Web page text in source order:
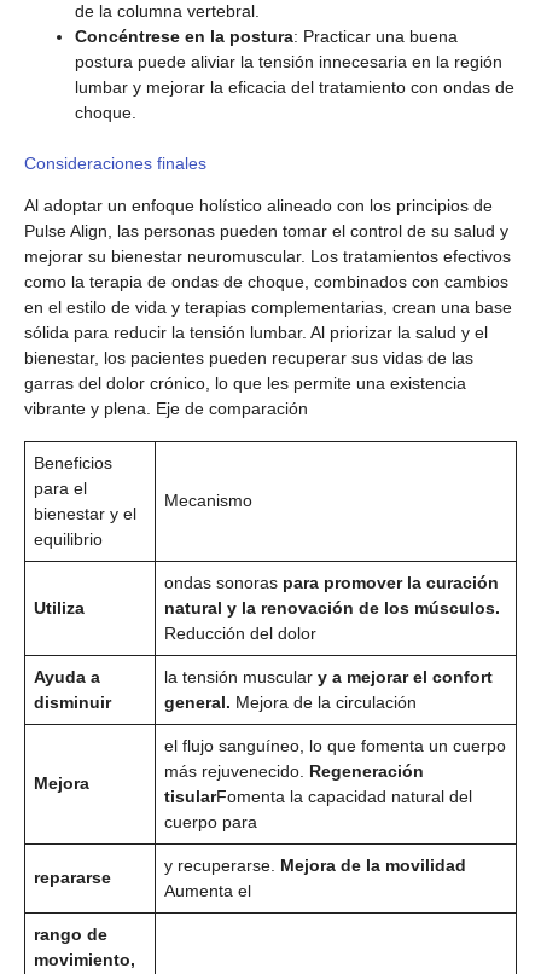
de la columna vertebral.
Concéntrese en la postura: Practicar una buena
postura puede aliviar la tensión innecesaria en la región
lumbar y mejorar la eficacia del tratamiento con ondas de
choque.
Consideraciones finales
Al adoptar un enfoque holístico alineado con los principios de
Pulse Align, las personas pueden tomar el control de su salud y
mejorar su bienestar neuromuscular. Los tratamientos efectivos
como la terapia de ondas de choque, combinados con cambios
en el estilo de vida y terapias complementarias, crean una base
sólida para reducir la tensión lumbar. Al priorizar la salud y el
bienestar, los pacientes pueden recuperar sus vidas de las
garras del dolor crónico, lo que les permite una existencia
vibrante y plena. Eje de comparación
Beneficios
para el
bienestar y el
equilibrio
Mecanismo
Utiliza
ondas sonoras para promover la curación
natural y la renovación de los músculos.
Reducción del dolor
Ayuda a
disminuir
la tensión muscular y a mejorar el confort
general. Mejora de la circulación
Mejora
el flujo sanguíneo, lo que fomenta un cuerpo
más rejuvenecido. Regeneración
tisularFomenta la capacidad natural del
cuerpo para
repararse
y recuperarse. Mejora de la movilidad
Aumenta el
rango de
movimiento,